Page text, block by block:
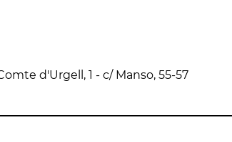
d'Urgell, 1 - c/ Manso, 55-57